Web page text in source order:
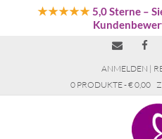
★★★★★5,0 Sterne–
ANMELDEN |
0 PRODUKTE - € 0,00